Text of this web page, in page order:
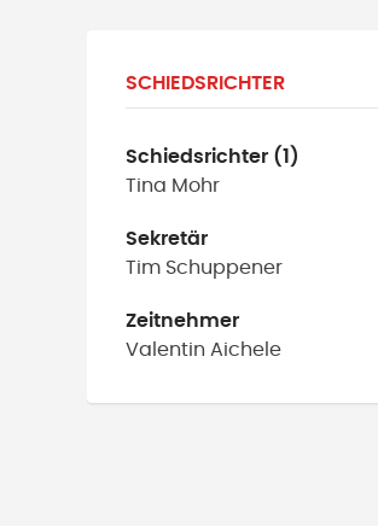
SCHIEDSRICHTER
Schiedsrichter (1)
Tina Mohr
Sekretär
Tim Schuppener
Zeitnehmer
Valentin Aichele